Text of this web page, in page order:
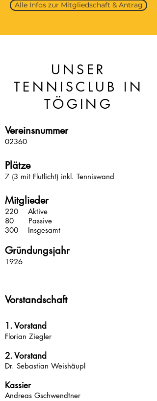
Alle Infos zur Mitgliedschaft & Antrag
UNSER
TENNISCLUB IN
TÖGING
Vereinsnummer
02360
Plätze
7 (3 mit Flutlicht) inkl. Tenniswand
Mitglieder
220 Aktive
80 Passive
300 Insgesamt
Gründungsjahr
1926
Vorstandschaft
1. Vorstand
Florian Ziegler
2. Vorstand
Dr. Sebastian Weishäupl
Kassier
Andreas Gschwendtner